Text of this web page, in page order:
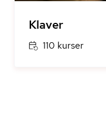
Klaver
110 kurser